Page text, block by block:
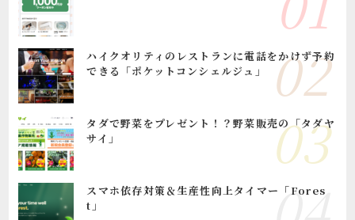
ハイクオリティのレストランに電話をかけず予約
できる「ポケットコンシェルジュ」
タダで野菜をプレゼント！？野菜販売の「タダヤ
サイ」
スマホ依存対策＆生産性向上タイマー「Fores
t」